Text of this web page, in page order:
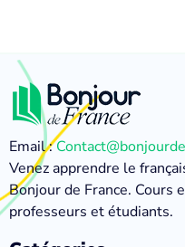
Email :
Venez apprendre le
Bonjour de France. Cours
professeurs et étudiants.